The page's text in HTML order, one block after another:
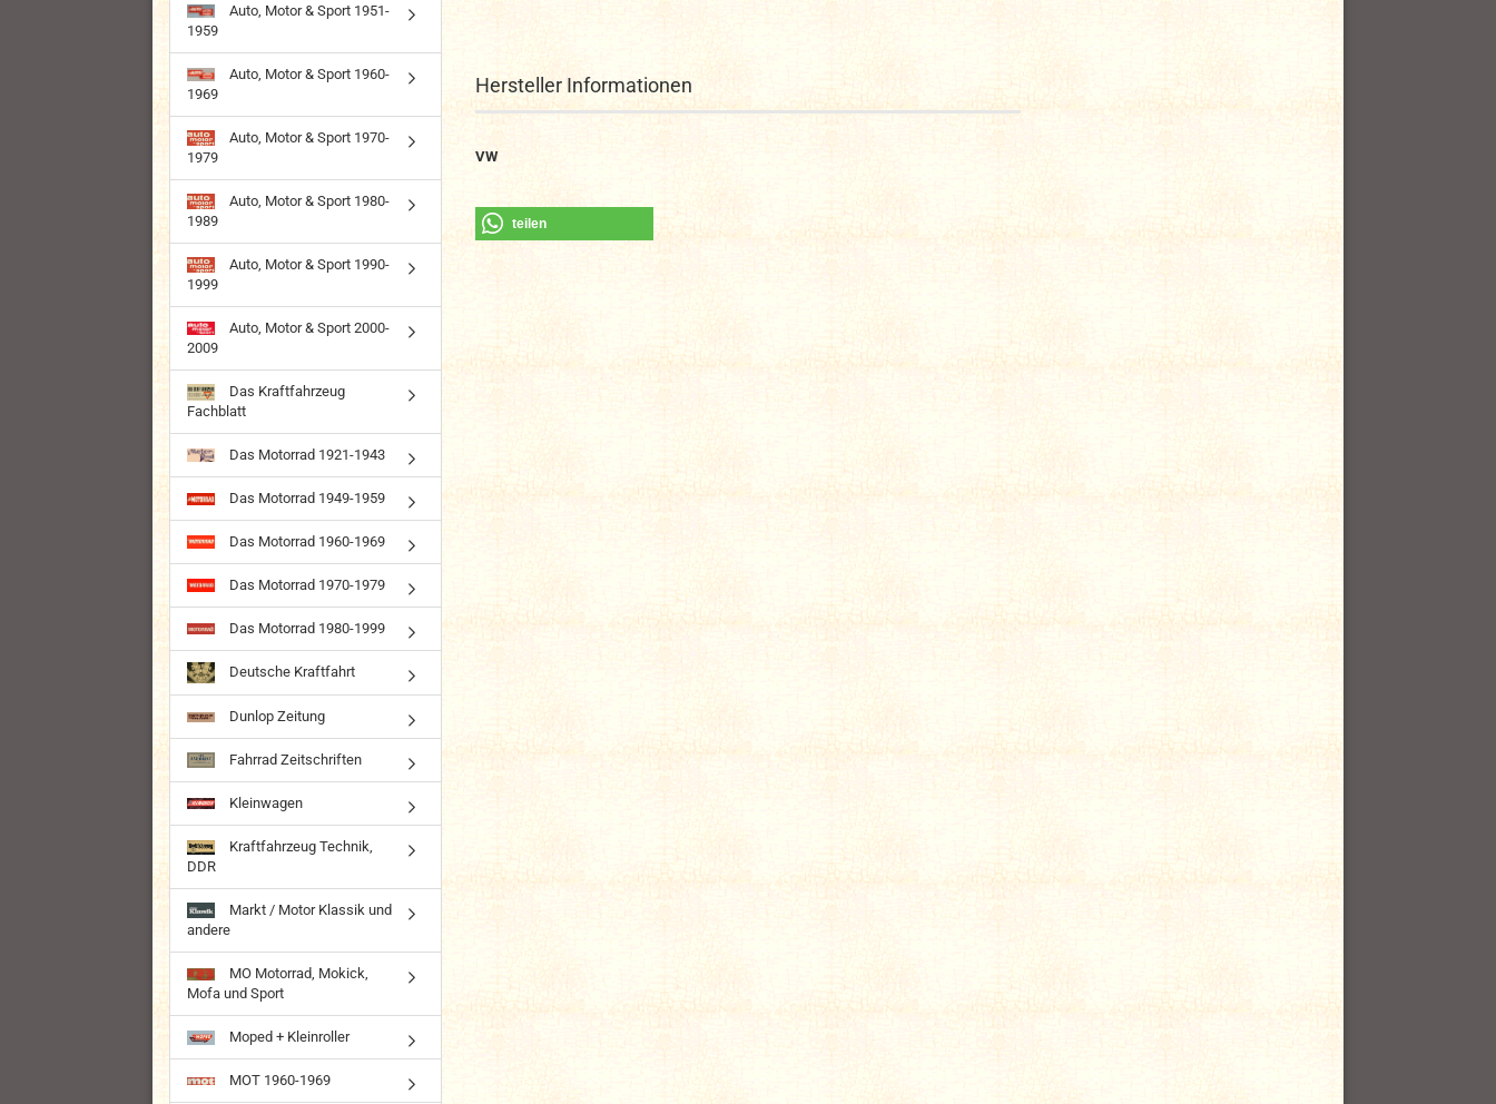
Hersteller Informationen
VW
teilen
Auto, Motor & Sport 1951-
1959
Auto, Motor & Sport 1960-
1969
Auto, Motor & Sport 1970-
1979
Auto, Motor & Sport 1980-
1989
Auto, Motor & Sport 1990-
1999
Auto, Motor & Sport 2000-
2009
Das Kraftfahrzeug
Fachblatt
Das Motorrad 1921-1943
Das Motorrad 1949-1959
Das Motorrad 1960-1969
Das Motorrad 1970-1979
Das Motorrad 1980-1999
Deutsche Kraftfahrt
Dunlop Zeitung
Fahrrad Zeitschriften
Kleinwagen
Kraftfahrzeug Technik,
DDR
Markt / Motor Klassik und
andere
MO Motorrad, Mokick,
Mofa und Sport
Moped + Kleinroller
MOT 1960-1969